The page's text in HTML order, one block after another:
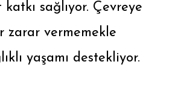
sağlıyor. Çevreye
zarar vermemekle
yaşamı destekliyor.